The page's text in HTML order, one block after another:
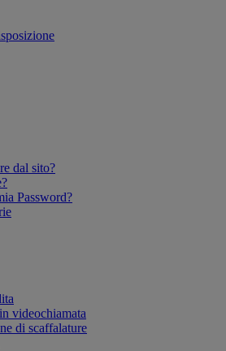
dal sito?
Password?
videochiamata
di scaffalature